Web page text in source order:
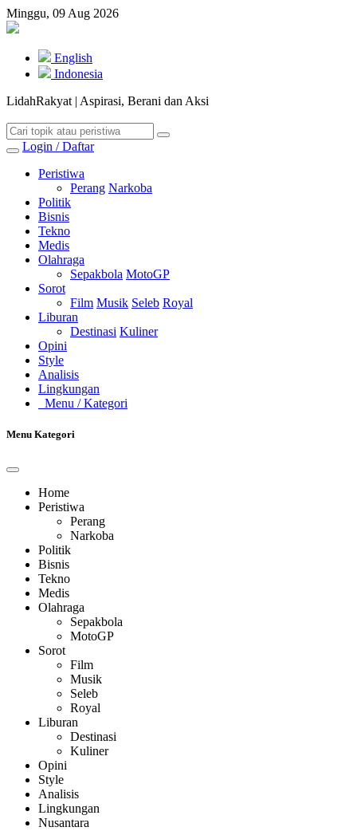
Minggu, 09 Aug 2026
English
Indonesia
LidahRakyat | Aspirasi, Berani dan Aksi
Login / Daftar
Peristiwa
Perang Narkoba
Politik
Bisnis
Tekno
Medis
Olahraga
Sepakbola MotoGP
Sorot
Film Musik Seleb Royal
Liburan
Destinasi Kuliner
Opini
Style
Analisis
Lingkungan
Menu / Kategori
Menu Kategori
Home
Peristiwa
Perang
Narkoba
Politik
Bisnis
Tekno
Medis
Olahraga
Sepakbola
MotoGP
Sorot
Film
Musik
Seleb
Royal
Liburan
Destinasi
Kuliner
Opini
Style
Analisis
Lingkungan
Nusantara